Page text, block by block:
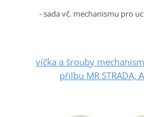
- sada vč. mechanismu pro
víčka a šrouby
přilbu MR STRADA,